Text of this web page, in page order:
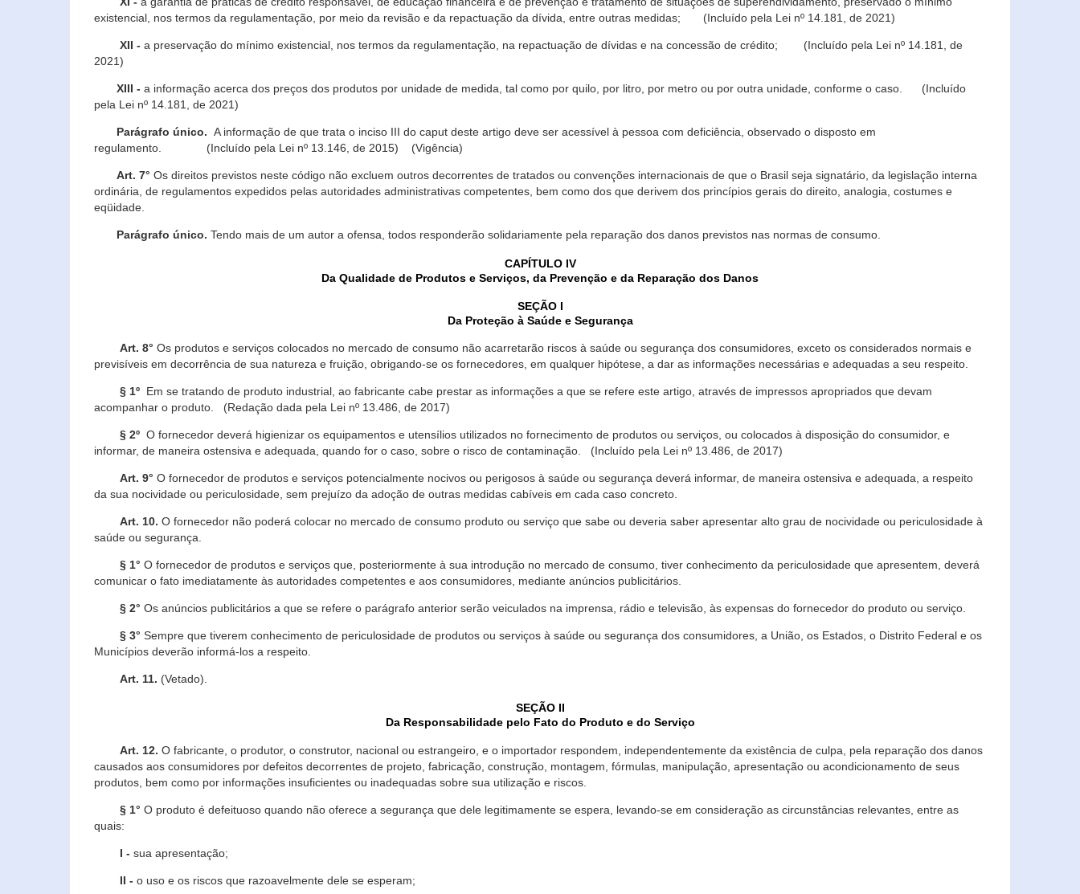
existencial, nos termos da regulamentação, por meio da revisão e da repactuação da dívida, entre outras medidas; (Incluído pela Lei nº 14.181, de 2021)
XII - a preservação do mínimo existencial, nos termos da regulamentação, na repactuação de dívidas e na concessão de crédito; (Incluído pela Lei nº 14.181, de
2021)
XIII - a informação acerca dos preços dos produtos por unidade de medida, tal como por quilo, por litro, por metro ou por outra unidade, conforme o caso. (Incluído
pela Lei nº 14.181, de 2021)
Parágrafo único. A informação de que trata o inciso III do caput deste artigo deve ser acessível à pessoa com deficiência, observado o disposto em
regulamento. (Incluído pela Lei nº 13.146, de 2015) (Vigência)
Art. 7° Os direitos previstos neste código não excluem outros decorrentes de tratados ou convenções internacionais de que o Brasil seja signatário, da legislação interna
ordinária, de regulamentos expedidos pelas autoridades administrativas competentes, bem como dos que derivem dos princípios gerais do direito, analogia, costumes e
eqüidade.
Parágrafo único. Tendo mais de um autor a ofensa, todos responderão solidariamente pela reparação dos danos previstos nas normas de consumo.
CAPÍTULO IV
Da Qualidade de Produtos e Serviços, da Prevenção e da Reparação dos Danos
SEÇÃO I
Da Proteção à Saúde e Segurança
Art. 8° Os produtos e serviços colocados no mercado de consumo não acarretarão riscos à saúde ou segurança dos consumidores, exceto os considerados normais e
previsíveis em decorrência de sua natureza e fruição, obrigando-se os fornecedores, em qualquer hipótese, a dar as informações necessárias e adequadas a seu respeito.
§ 1º Em se tratando de produto industrial, ao fabricante cabe prestar as informações a que se refere este artigo, através de impressos apropriados que devam
acompanhar o produto. (Redação dada pela Lei nº 13.486, de 2017)
§ 2º O fornecedor deverá higienizar os equipamentos e utensílios utilizados no fornecimento de produtos ou serviços, ou colocados à disposição do consumidor, e
informar, de maneira ostensiva e adequada, quando for o caso, sobre o risco de contaminação. (Incluído pela Lei nº 13.486, de 2017)
Art. 9° O fornecedor de produtos e serviços potencialmente nocivos ou perigosos à saúde ou segurança deverá informar, de maneira ostensiva e adequada, a respeito
da sua nocividade ou periculosidade, sem prejuízo da adoção de outras medidas cabíveis em cada caso concreto.
Art. 10. O fornecedor não poderá colocar no mercado de consumo produto ou serviço que sabe ou deveria saber apresentar alto grau de nocividade ou periculosidade à
saúde ou segurança.
§ 1° O fornecedor de produtos e serviços que, posteriormente à sua introdução no mercado de consumo, tiver conhecimento da periculosidade que apresentem, deverá
comunicar o fato imediatamente às autoridades competentes e aos consumidores, mediante anúncios publicitários.
§ 2° Os anúncios publicitários a que se refere o parágrafo anterior serão veiculados na imprensa, rádio e televisão, às expensas do fornecedor do produto ou serviço.
§ 3° Sempre que tiverem conhecimento de periculosidade de produtos ou serviços à saúde ou segurança dos consumidores, a União, os Estados, o Distrito Federal e os
Municípios deverão informá-los a respeito.
Art. 11. (Vetado).
SEÇÃO II
Da Responsabilidade pelo Fato do Produto e do Serviço
Art. 12. O fabricante, o produtor, o construtor, nacional ou estrangeiro, e o importador respondem, independentemente da existência de culpa, pela reparação dos danos
causados aos consumidores por defeitos decorrentes de projeto, fabricação, construção, montagem, fórmulas, manipulação, apresentação ou acondicionamento de seus
produtos, bem como por informações insuficientes ou inadequadas sobre sua utilização e riscos.
§ 1° O produto é defeituoso quando não oferece a segurança que dele legitimamente se espera, levando-se em consideração as circunstâncias relevantes, entre as
quais:
I - sua apresentação;
II - o uso e os riscos que razoavelmente dele se esperam;